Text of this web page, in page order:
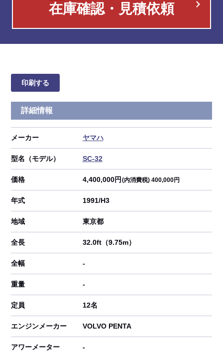
在庫確認・見積依頼
印刷する
詳細情報
メーカー ヤマハ
型名（モデル） SC-32
価格 4,400,000円 (内消費税) 400,000円
年式 1991/H3
地域 東京都
全長 32.0ft（9.75m）
全幅 -
重量 -
定員 12名
エンジンメーカー VOLVO PENTA
アワーメーター -